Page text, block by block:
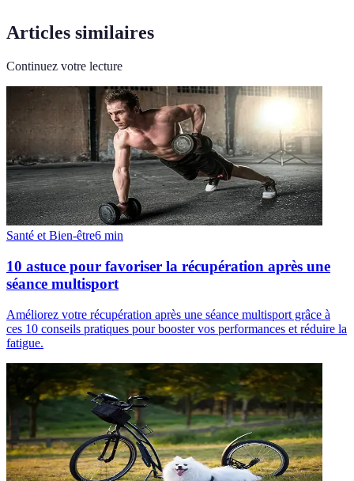
Articles similaires
Continuez votre lecture
Santé et Bien-être6 min
10 astuce pour favoriser la récupération après une
séance multisport
Améliorez votre récupération après une séance multisport grâce à
ces 10 conseils pratiques pour booster vos performances et réduire la
fatigue.